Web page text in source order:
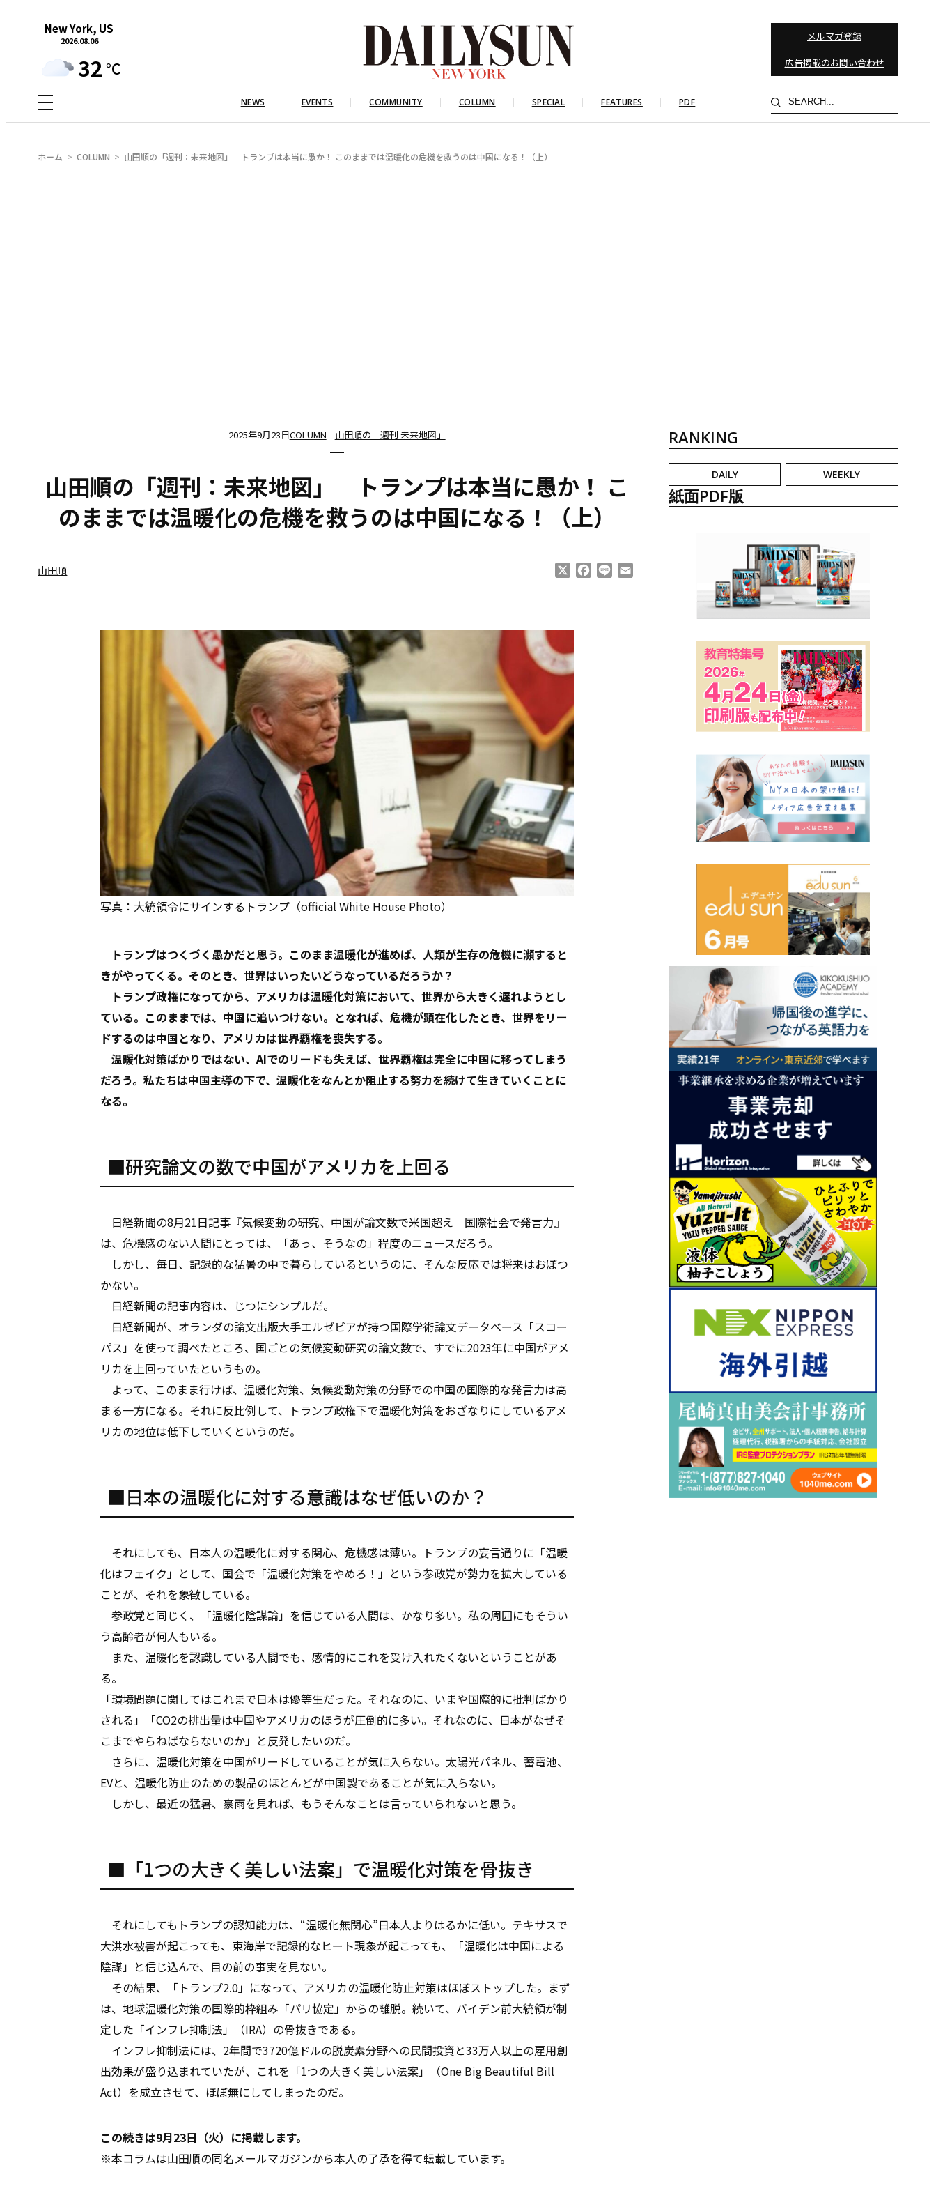
New York, US
2026.08.06
32 °C
メルマガ登録
広告掲載のお問い合わせ
NEWS EVENTS COMMUNITY COLUMN SPECIAL FEATURES PDF
検
索
ホーム COLUMN 山田順の「週刊：未来地図」 トランプは本当に愚か！ このままでは温暖化の危機を救うのは中国になる！（上）
2025年9月23日COLUMN 山田順の「週刊 未来地図」
山田順の「週刊：未来地図」 トランプは本当に愚か！ こ
のままでは温暖化の危機を救うのは中国になる！（上）
山田順 Facebook
Line
写真：大統領令にサインするトランプ（official White House Photo）
トランプはつくづく愚かだと思う。このまま温暖化が進めば、人類が生存の危機に瀕すると
きがやってくる。そのとき、世界はいったいどうなっているだろうか？
トランプ政権になってから、アメリカは温暖化対策において、世界から大きく遅れようとし
ている。このままでは、中国に追いつけない。となれば、危機が顕在化したとき、世界をリー
ドするのは中国となり、アメリカは世界覇権を喪失する。
温暖化対策ばかりではない、AIでのリードも失えば、世界覇権は完全に中国に移ってしまう
だろう。私たちは中国主導の下で、温暖化をなんとか阻止する努力を続けて生きていくことに
なる。
■研究論文の数で中国がアメリカを上回る
日経新聞の8月21日記事『気候変動の研究、中国が論文数で米国超え 国際社会で発言力』
は、危機感のない人間にとっては、「あっ、そうなの」程度のニュースだろう。
しかし、毎日、記録的な猛暑の中で暮らしているというのに、そんな反応では将来はおぼつ
かない。
日経新聞の記事内容は、じつにシンプルだ。
日経新聞が、オランダの論文出版大手エルゼビアが持つ国際学術論文データベース「スコー
パス」を使って調べたところ、国ごとの気候変動研究の論文数で、すでに2023年に中国がアメ
リカを上回っていたというもの。
よって、このまま行けば、温暖化対策、気候変動対策の分野での中国の国際的な発言力は高
まる一方になる。それに反比例して、トランプ政権下で温暖化対策をおざなりにしているアメ
リカの地位は低下していくというのだ。
■日本の温暖化に対する意識はなぜ低いのか？
それにしても、日本人の温暖化に対する関心、危機感は薄い。トランプの妄言通りに「温暖
化はフェイク」として、国会で「温暖化対策をやめろ！」という参政党が勢力を拡大している
ことが、それを象徴している。
参政党と同じく、「温暖化陰謀論」を信じている人間は、かなり多い。私の周囲にもそうい
う高齢者が何人もいる。
また、温暖化を認識している人間でも、感情的にこれを受け入れたくないということがあ
る。
「環境問題に関してはこれまで日本は優等生だった。それなのに、いまや国際的に批判ばかり
される」「CO2の排出量は中国やアメリカのほうが圧倒的に多い。それなのに、日本がなぜそ
こまでやらねばならないのか」と反発したいのだ。
さらに、温暖化対策を中国がリードしていることが気に入らない。太陽光パネル、蓄電池、
EVと、温暖化防止のための製品のほとんどが中国製であることが気に入らない。
しかし、最近の猛暑、豪雨を見れば、もうそんなことは言っていられないと思う。
■「1つの大きく美しい法案」で温暖化対策を骨抜き
それにしてもトランプの認知能力は、“温暖化無関心”日本人よりはるかに低い。テキサスで
大洪水被害が起こっても、東海岸で記録的なヒート現象が起こっても、「温暖化は中国による
陰謀」と信じ込んで、目の前の事実を見ない。
その結果、「トランプ2.0」になって、アメリカの温暖化防止対策はほぼストップした。まず
は、地球温暖化対策の国際的枠組み「パリ協定」からの離脱。続いて、バイデン前大統領が制
定した「インフレ抑制法」（IRA）の骨抜きである。
インフレ抑制法には、2年間で3720億ドルの脱炭素分野への民間投資と33万人以上の雇用創
出効果が盛り込まれていたが、これを「1つの大きく美しい法案」（One Big Beautiful Bill
Act）を成立させて、ほぼ無にしてしまったのだ。
この続きは9月23日（火）に掲載します。
※本コラムは山田順の同名メールマガジンから本人の了承を得て転載しています。
RANKING
DAILY WEEKLY
紙面PDF版